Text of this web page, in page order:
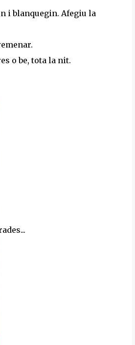
i blanquegin. Afegiu la
o be, tota la nit.